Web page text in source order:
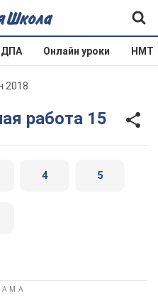
ДПА Онлайн уроки НМТ
2018
работа 15
4 5